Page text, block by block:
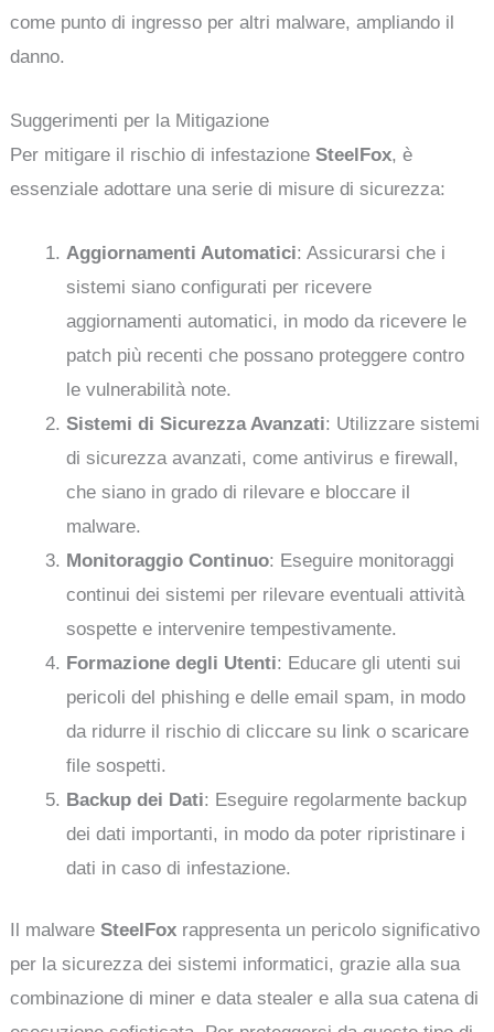
come punto di ingresso per altri malware, ampliando il
danno.
Suggerimenti per la Mitigazione
Per mitigare il rischio di infestazioneSteelFox, è
essenziale adottare una serie di misure di sicurezza:
Aggiornamenti Automatici: Assicurarsi che i
sistemi siano configurati per ricevere
aggiornamenti automatici, in modo da ricevere le
patch più recenti che possano proteggere contro
le vulnerabilità note.
Sistemi di Sicurezza Avanzati: Utilizzare sistemi
di sicurezza avanzati, come antivirus e firewall,
che siano in grado di rilevare e bloccare il
malware.
Monitoraggio Continuo: Eseguire monitoraggi
continui dei sistemi per rilevare eventuali attività
sospette e intervenire tempestivamente.
Formazione degli Utenti: Educare gli utenti sui
pericoli del phishing e delle email spam, in modo
da ridurre il rischio di cliccare su link o scaricare
file sospetti.
Backup dei Dati: Eseguire regolarmente backup
dei dati importanti, in modo da poter ripristinare i
dati in caso di infestazione.
Il malwareSteelFox rappresenta un pericolo significativo
per la sicurezza dei sistemi informatici, grazie alla sua
combinazione di miner e data stealer e alla sua catena di